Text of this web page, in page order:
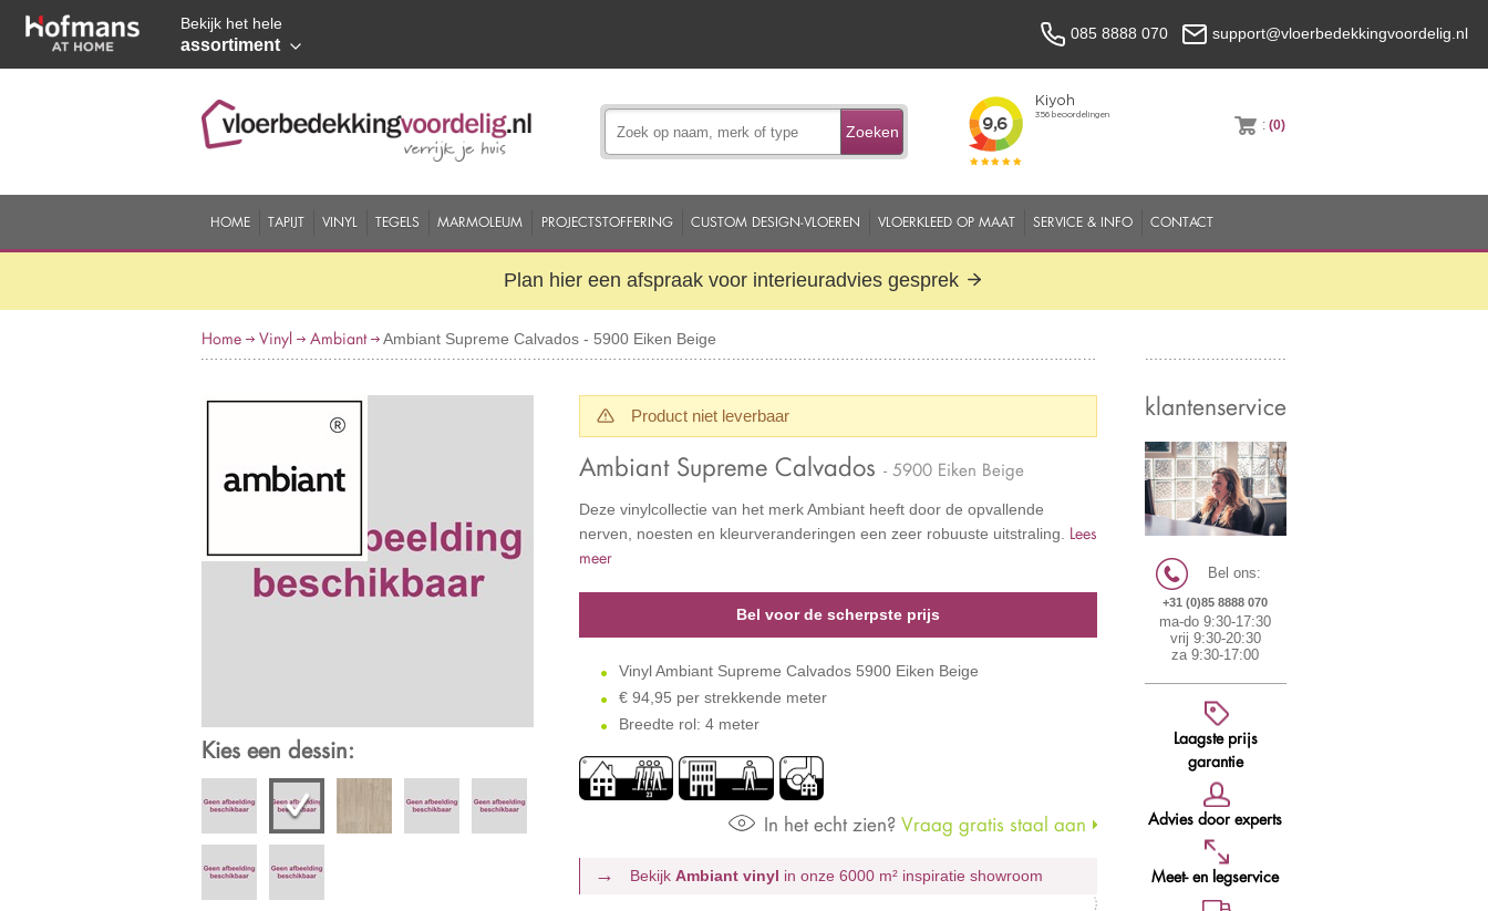
Bekijk het hele
assortiment
085 8888 070 support@vloerbedekkingvoordelig.nl
Zoeken :(0)
HOME TAPIJT VINYL TEGELS MARMOLEUM PROJECTSTOFFERING CUSTOM DESIGN-VLOEREN VLOERKLEED OP MAAT SERVICE & INFO CONTACT
Plan hier een afspraak voor interieuradvies gesprek
Home Vinyl Ambiant Ambiant Supreme Calvados - 5900 Eiken Beige
Kies een dessin:
Product niet leverbaar
Ambiant Supreme Calvados - 5900 Eiken Beige
Deze vinylcollectie van het merk Ambiant heeft door de opvallende
nerven, noesten en kleurveranderingen een zeer robuuste uitstraling. Lees
meer
Bel voor de scherpste prijs
Vinyl Ambiant Supreme Calvados 5900 Eiken Beige
€ 94,95 per strekkende meter
Breedte rol: 4 meter
In het echt zien? Vraag gratis staal aan
BekijkAmbiant vinyl in onze 6000 m² inspiratie showroom
klantenservice
Bel ons:
+31 (0)85 8888 070
ma-do 9:30-17:30
vrij 9:30-20:30
za 9:30-17:00
Laagste prijs
garantie
Advies door experts
Meet- en legservice